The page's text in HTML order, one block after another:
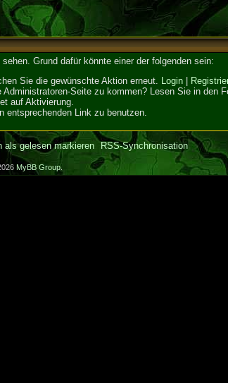
Grund dafür könnte einer der folgenden sein:
Sie die gewünschte Aktion erneut. Login|
Seite zu kommen? Lesen Sie in den
auf Aktivierung.
entsprechenden Link zu benutzen.
als gelesen markieren RSS-Synchronisation
MyBB Group.